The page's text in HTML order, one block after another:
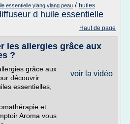
essentielle ylang ylang peau / huiles
d huile essentielle
Haut de page
les allergies grâce aux
?
voir la vidéo
grâce aux
découvrir
essentielles,
et
Aroma vous